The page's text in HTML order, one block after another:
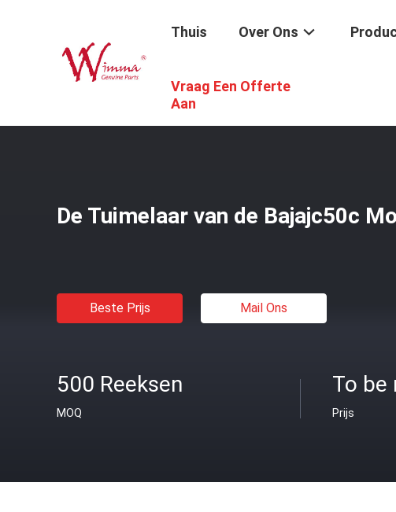
Thuis Over Ons
Vraag Een Offerte
Aan
Thuis / De Vervangstukken Van De Motorfietsmotor
De Tuimelaar van de Bajajc50c
Beste Prijs Mail Ons
500 Reeksen
MOQ
To be
Prijs